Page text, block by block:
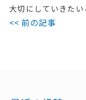
大切にしていきたい
<< 前の記事